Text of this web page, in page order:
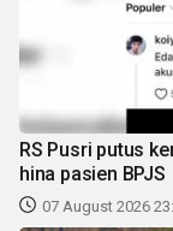
RS Pusri putus
hina pasien BPJS
07 August 2026